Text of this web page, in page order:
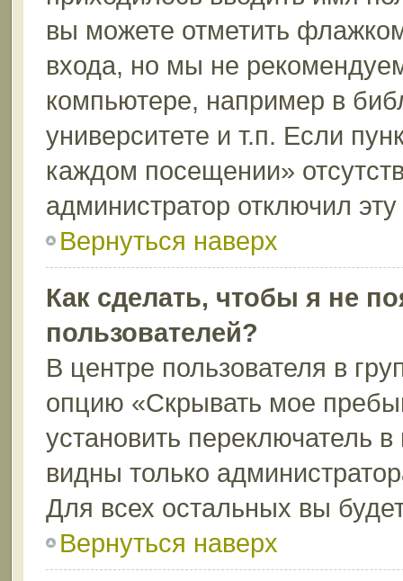
вы можете отметить
входа, но мы не
компьютере, например в
университете и т.п. Если
каждом посещении»
администратор отключил
Вернуться наверх
Как сделать, чтобы я не
пользователей?
В центре пользователя в
опцию «Скрывать мое
установить переключатель
видны только
Для всех остальных вы
Вернуться наверх